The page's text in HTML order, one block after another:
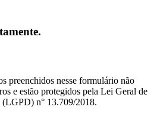
preenchidos nesse formulário não
e estão protegidos pela Lei Geral de
(LGPD) n° 13.709/2018.